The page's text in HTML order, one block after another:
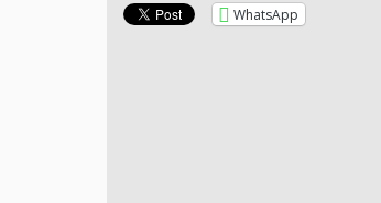
WhatsApp